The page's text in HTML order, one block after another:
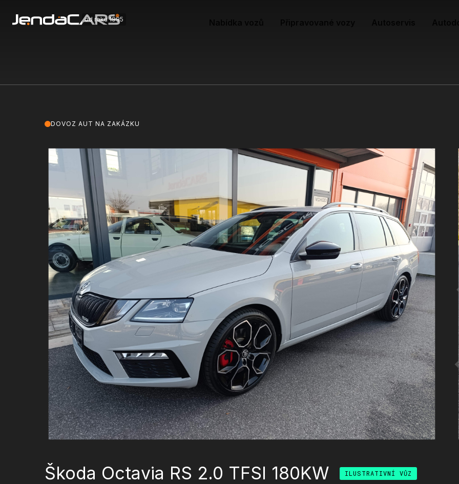
od roku 1995
Škoda Octavia RS 2.0 TFSI 180KW ILUSTRATIVNÍ VŮZ
DOVOZ AUT NA ZAKÁZKU